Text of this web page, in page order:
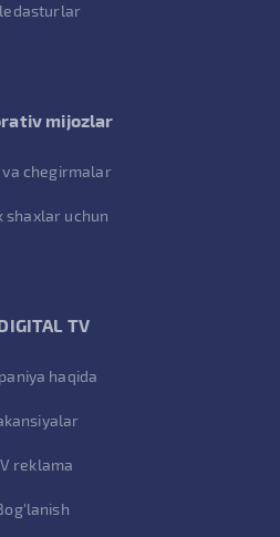
mijozlar
va chegirmalar
shaxlar uchun
TV
haqida
reklama